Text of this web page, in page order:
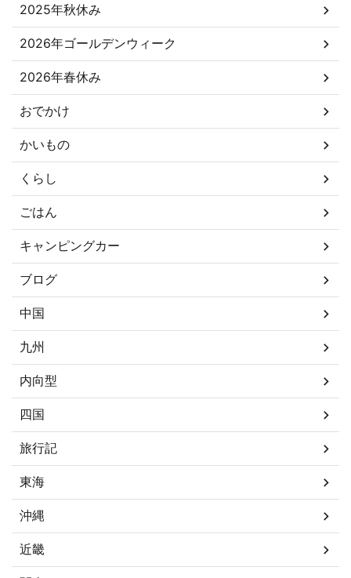
2025年秋休み
2026年ゴールデンウィーク
2026年春休み
おでかけ
かいもの
くらし
ごはん
キャンピングカー
ブログ
中国
九州
内向型
四国
旅行記
東海
沖縄
近畿